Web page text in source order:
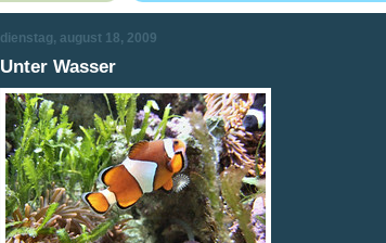
dienstag, august 18, 2009
Unter Wasser